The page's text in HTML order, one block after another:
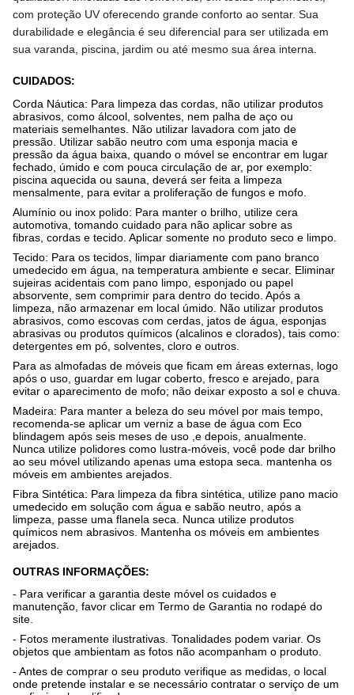
com proteção UV oferecendo grande conforto ao sentar. Sua
durabilidade e elegância é seu diferencial para ser utilizada em
sua varanda, piscina, jardim ou até mesmo sua área interna.
CUIDADOS:
Corda Náutica: Para limpeza das cordas, não utilizar produtos
abrasivos, como álcool, solventes, nem palha de aço ou
materiais semelhantes. Não utilizar lavadora com jato de
pressão. Utilizar sabão neutro com uma esponja macia e
pressão da água baixa, quando o móvel se encontrar em lugar
fechado, úmido e com pouca circulação de ar, por exemplo:
piscina aquecida ou sauna, deverá ser feita a limpeza
mensalmente, para evitar a proliferação de fungos e mofo.
Alumínio ou inox polido: Para manter o brilho, utilize cera
automotiva, tomando cuidado para não aplicar sobre as
fibras, cordas e tecido. Aplicar somente no produto seco e limpo.
Tecido: Para os tecidos, limpar diariamente com pano branco
umedecido em água, na temperatura ambiente e secar. Eliminar
sujeiras acidentais com pano limpo, esponjado ou papel
absorvente, sem comprimir para dentro do tecido. Após a
limpeza, não armazenar em local úmido. Não utilizar produtos
abrasivos, como escovas com cerdas, jatos de água, esponjas
abrasivas ou produtos químicos (alcalinos e clorados), tais como:
detergentes em pó, solventes, cloro e outros.
Para as almofadas de móveis que ficam em áreas externas, logo
após o uso, guardar em lugar coberto, fresco e arejado, para
evitar o aparecimento de mofo; não deixar exposto a sol e chuva.
Madeira: Para manter a beleza do seu móvel por mais tempo,
recomenda-se aplicar um verniz a base de água com Eco
blindagem após seis meses de uso ,e depois, anualmente.
Nunca utilize polidores como lustra-móveis, você pode dar brilho
ao seu móvel utilizando apenas uma estopa seca. mantenha os
móveis em ambientes arejados.
Fibra Sintética: Para limpeza da fibra sintética, utilize pano macio
umedecido em solução com água e sabão neutro, após a
limpeza, passe uma flanela seca. Nunca utilize produtos
químicos nem abrasivos. Mantenha os móveis em ambientes
arejados.
OUTRAS INFORMAÇÕES:
- Para verificar a garantia deste móvel os cuidados e
manutenção, favor clicar em Termo de Garantia no rodapé do
site.
- Fotos meramente ilustrativas. Tonalidades podem variar. Os
objetos que ambientam as fotos não acompanham o produto.
- Antes de comprar o seu produto verifique as medidas, o local
onde pretende instalar e se necessário contratar o serviço de um